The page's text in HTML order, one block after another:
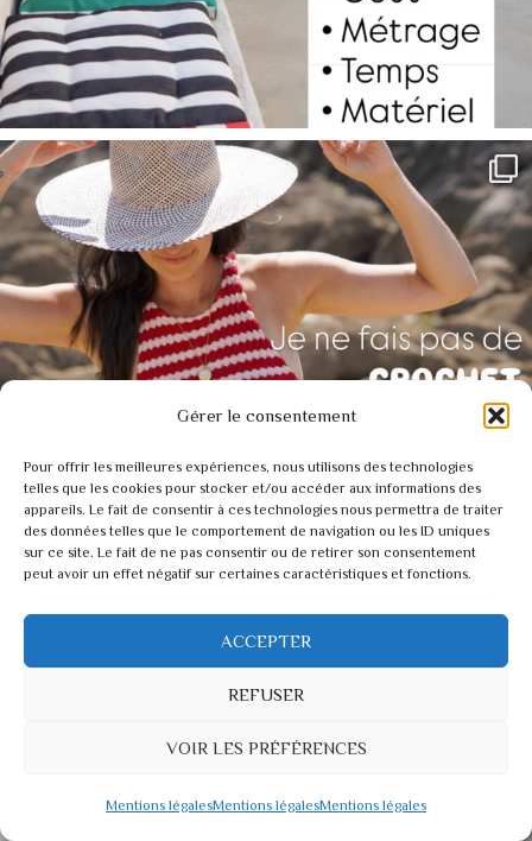
Gérer le consentement
Pour offrir les meilleures expériences, nous utilisons des technologies
telles que les cookies pour stocker et/ou accéder aux informations des
appareils. Le fait de consentir à ces technologies nous permettra de traiter
des données telles que le comportement de navigation ou les ID uniques
sur ce site. Le fait de ne pas consentir ou de retirer son consentement
peut avoir un effet négatif sur certaines caractéristiques et fonctions.
ACCEPTER
REFUSER
VOIR LES PRÉFÉRENCES
Mentions légalesMentions légalesMentions légales